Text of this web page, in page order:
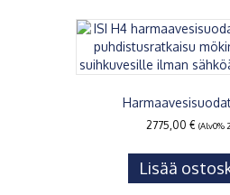
2775,00 € (Alv0%
Lisää